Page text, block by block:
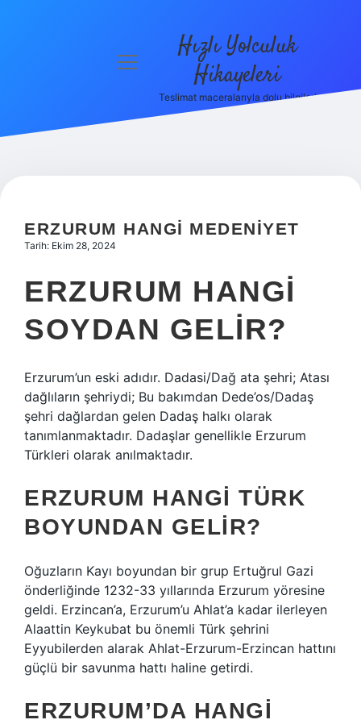
Hakkımızda
menüyü
Hızlı Yolculuk
Hikayeleri
Teslimat maceralarıyla dolu bilgiler!
ERZURUM HANGI MEDENIYET
Tarih: Ekim 28, 2024
ERZURUM HANGI
SOYDAN GELIR?
Erzurum’un eski adıdır. Dadasi/Dağ ata şehri; Atası
dağlıların şehriydi; Bu bakımdan Dede’os/Dadaş
şehri dağlardan gelen Dadaş halkı olarak
tanımlanmaktadır. Dadaşlar genellikle Erzurum
Türkleri olarak anılmaktadır.
ERZURUM HANGI TÜRK
BOYUNDAN GELIR?
Oğuzların Kayı boyundan bir grup Ertuğrul Gazi
önderliğinde 1232-33 yıllarında Erzurum yöresine
geldi. Erzincan’a, Erzurum’u Ahlat’a kadar ilerleyen
Alaattin Keykubat bu önemli Türk şehrini
Eyyubilerden alarak Ahlat-Erzurum-Erzincan hattını
güçlü bir savunma hattı haline getirdi.
ERZURUM’DA HANGI